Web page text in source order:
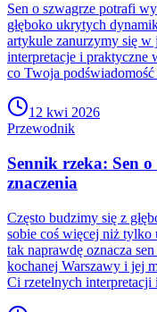
Sen o szwagrze potrafi
głęboko ukrytych
artykule zanurzymy się w
interpretacje i praktyczne
co Twoja
12 kwi 2026
Przewodnik
Sennik rzeka: Sen
znaczenia
Często budzimy się z
sobie coś więcej niż tylko
tak naprawdę oznacza
kochanej Warszawy i jej
Ci rzetelnych interpretacji